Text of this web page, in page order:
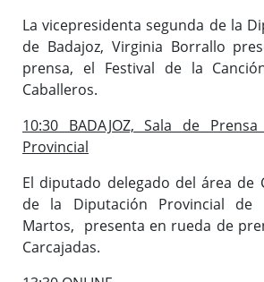
La vicepresidenta segunda de la
de Badajoz, Virginia Borrallo
prensa, el Festival de la
Caballeros.
10:30 BADAJOZ, Sala de
Provincial
El diputado delegado del área de
de la Diputación Provincial de
Martos, presenta en rueda de
Carcajadas.